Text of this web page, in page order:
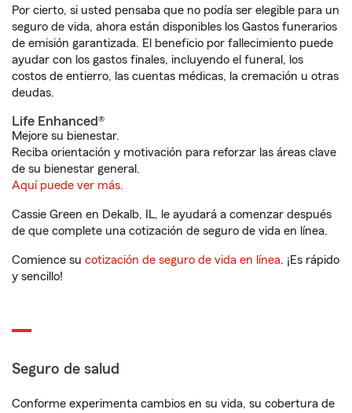
Por cierto, si usted pensaba que no podía ser elegible para un
seguro de vida, ahora están disponibles los Gastos funerarios
de emisión garantizada. El beneficio por fallecimiento puede
ayudar con los gastos finales, incluyendo el funeral, los
costos de entierro, las cuentas médicas, la cremación u otras
deudas.
Life Enhanced®
Mejore su bienestar.
Reciba orientación y motivación para reforzar las áreas clave
de su bienestar general.
Aquí puede ver más.
Cassie Green en Dekalb, IL, le ayudará a comenzar después
de que complete una cotización de seguro de vida en línea.
Comience su cotización de seguro de vida en línea. ¡Es rápido
y sencillo!
Seguro de salud
Conforme experimenta cambios en su vida, su cobertura de